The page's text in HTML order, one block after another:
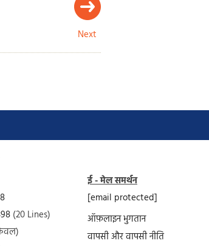
Next
(20 Lines)
ई - मेल समर्थन
[email protected]
ऑफ़लाइन भुगतान
वापसी और वापसी नीति